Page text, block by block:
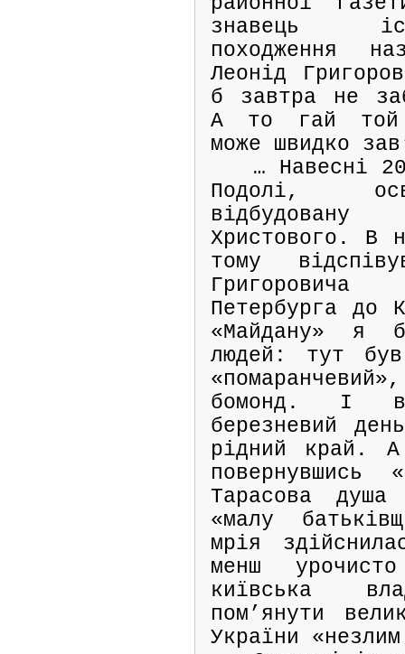
знавець
походження
Леонід
б завтра не
А то гай той
може швидко
… Навесні
Подолі,
Христового. В
тому
Петербурга до
«Майдану» я
людей: тут
бомонд. І в
березневий
рідний край.
повернувшись
Тарасова
«малу
мрія
менш
київська
пом’янути
України